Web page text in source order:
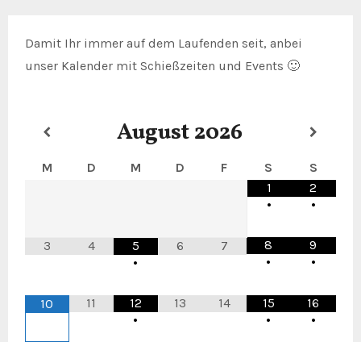
Damit Ihr immer auf dem Laufenden seit, anbei
unser Kalender mit Schießzeiten und Events 🙂
August2026
M D M D F S
S
1
•
2
•
3 4
5
•
6 7
8
•
9
•
10 11
12
•
13 14
15
•
16
•